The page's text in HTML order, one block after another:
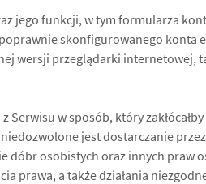
jego funkcji, w tym formularza
skonfigurowanego konta
wersji przeglądarki internetowej,
Serwisu w sposób, który
jest dostarczanie
dóbr osobistych oraz innych praw
prawa, a także działania